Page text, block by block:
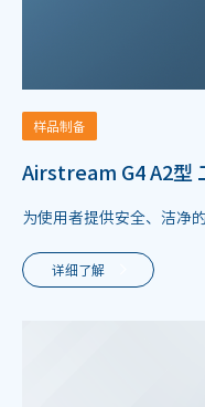
样品制备
Airstream G4 A2型
为使用者提供安全、洁净
详细了解